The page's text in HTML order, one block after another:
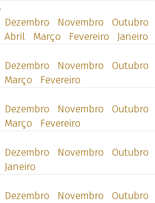
Dezembro
Novembro Outubro
Abril
Março Fevereiro
Janeiro
Dezembro
Novembro Outubro
Março
Fevereiro
Dezembro
Novembro Outubro
Março
Fevereiro
Dezembro
Novembro Outubro
Janeiro
Dezembro
Novembro Outubro